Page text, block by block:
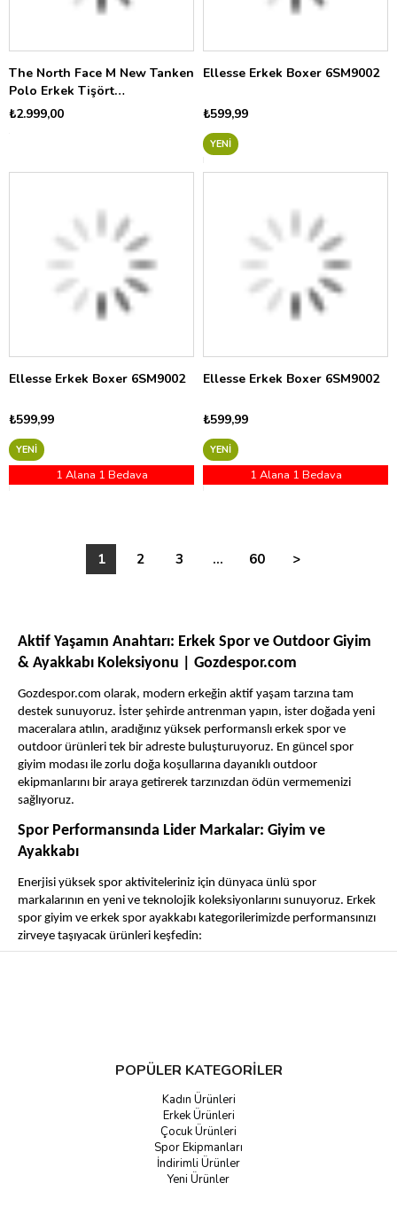
The North Face M New Tanken
Polo Erkek Tişört
NF0A8CRU2EL1
₺2.999,00
Ellesse Erkek Boxer 6SM9002
₺599,99
YENI
Ellesse Erkek Boxer 6SM9002
₺599,99
YENI
1 Alana 1 Bedava
Ellesse Erkek Boxer 6SM9002
₺599,99
YENI
1 Alana 1 Bedava
1 2 3 ... 60 >
Aktif Yaşamın Anahtarı: Erkek Spor ve Outdoor Giyim
& Ayakkabı Koleksiyonu | Gozdespor.com
Gozdespor.com olarak, modern erkeğin aktif yaşam tarzına tam
destek sunuyoruz. İster şehirde antrenman yapın, ister doğada yeni
maceralara atılın, aradığınız yüksek performanslı erkek spor ve
outdoor ürünleri tek bir adreste buluşturuyoruz. En güncel spor
giyim modası ile zorlu doğa koşullarına dayanıklı outdoor
ekipmanlarını bir araya getirerek tarzınızdan ödün vermemenizi
sağlıyoruz.
Spor Performansında Lider Markalar: Giyim ve
Ayakkabı
Enerjisi yüksek spor aktiviteleriniz için dünyaca ünlü spor
markalarının en yeni ve teknolojik koleksiyonlarını sunuyoruz. Erkek
spor giyim ve erkek spor ayakkabı kategorilerimizde performansınızı
zirveye taşıyacak ürünleri keşfedin:
sunar. Ellesse markasının dinamik tasarımları ve diğer
şıklığınızı tamamlayın.
Ayak konforu için vazgeçilmez olan Crocs terlik ve sandalet
modelleriyle de rahatlığın keyfini çıkarın.
Doğayla Uyumlu Şıklık: Erkek Outdoor Koleksiyonu
POPÜLER KATEGORİLER
Kadın Ürünleri
Erkek Ürünleri
Çocuk Ürünleri
Spor Ekipmanları
İndirimli Ürünler
Yeni Ürünler